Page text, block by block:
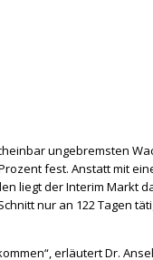
ungebremsten
fest. Anstatt mit
liegt der Interim Markt
nur an 122 Tagen
erläutert Dr.